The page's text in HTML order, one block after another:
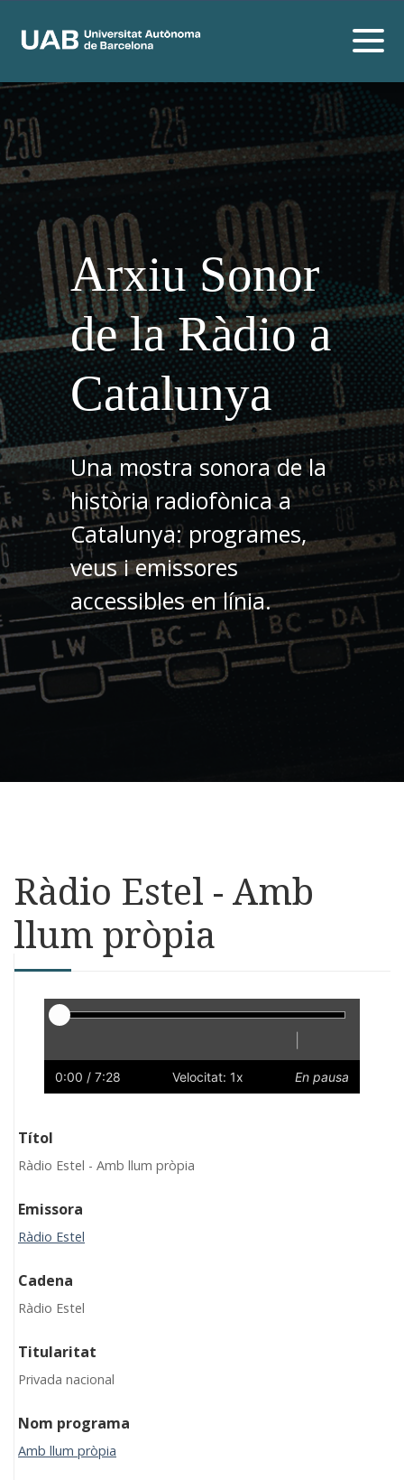
Arxiu Sonor
de la Ràdio a
Catalunya
Una mostra sonora de la
història radiofònica a
Catalunya: programes,
veus i emissores
accessibles en línia.
Ràdio Estel - Amb
llum pròpia
Reproductor
Lent
0:00 / 7:28 Velocitat: 1x En pausa
Títol
Ràdio Estel - Amb llum pròpia
Emissora
Ràdio Estel
Cadena
Ràdio Estel
Titularitat
Privada nacional
Nom programa
Amb llum pròpia